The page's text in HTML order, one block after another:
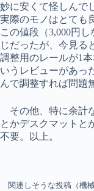
妙に安くて怪しんで
実際のモノはとても
この値段（3,000円
じだったが、今見る
調整用のレールが1
いうレビューがあっ
んで調整すれば問題
その他、特に余計
とかデスクマットと
不要。以上。
関連しそうな投稿（機